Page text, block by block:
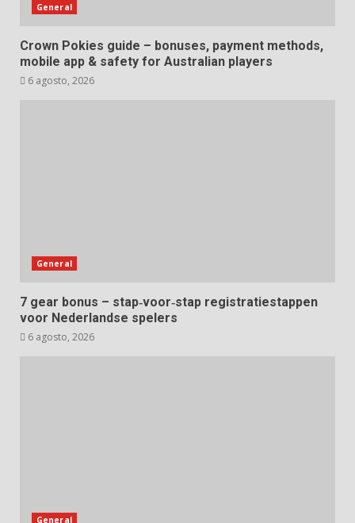
General
Crown Pokies guide – bonuses, payment methods,
mobile app & safety for Australian players
6 agosto, 2026
General
7 gear bonus – stap‑voor‑stap registratiestappen
voor Nederlandse spelers
6 agosto, 2026
General